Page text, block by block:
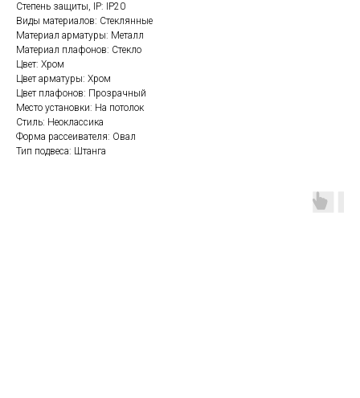
Степень защиты, IP: IP20
Виды материалов: Стеклянные
Материал арматуры: Металл
Материал плафонов: Стекло
Цвет: Хром
Цвет арматуры: Хром
Цвет плафонов: Прозрачный
Место установки: На потолок
Стиль: Неоклассика
Форма рассеивателя: Овал
Тип подвеса: Штанга